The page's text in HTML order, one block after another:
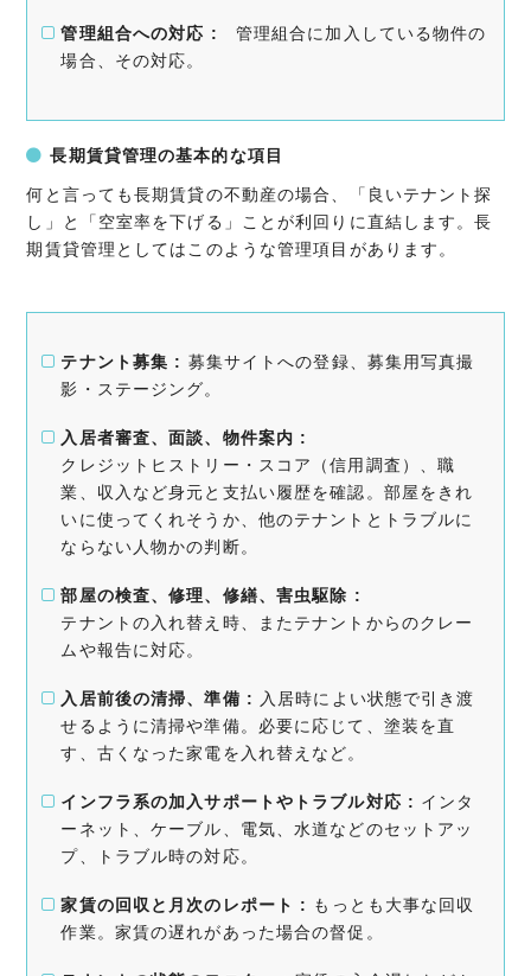
管理組合への対応 : 管理組合に加入している物件の
場合、その対応。
長期賃貸管理の基本的な項目
何と言っても長期賃貸の不動産の場合、「良いテナント探
し」と「空室率を下げる」ことが利回りに直結します。長
期賃貸管理としてはこのような管理項目があります。
テナント募集 : 募集サイトへの登録、募集用写真撮
影・ステージング。
入居者審査、面談、物件案内 :
クレジットヒストリー・スコア（信用調査）、職
業、収入など身元と支払い履歴を確認。部屋をきれ
いに使ってくれそうか、他のテナントとトラブルに
ならない人物かの判断。
部屋の検査、修理、修繕、害虫駆除 :
テナントの入れ替え時、またテナントからのクレー
ムや報告に対応。
入居前後の清掃、準備 :
入居時によい状態で引き渡
せるように清掃や準備。必要に応じて、塗装を直
す、古くなった家電を入れ替えなど。
インフラ系の加入サポートやトラブル対応 : インタ
ーネット、ケーブル、電気、水道などのセットアッ
プ、トラブル時の対応。
家賃の回収と月次のレポート : もっとも大事な回収
作業。家賃の遅れがあった場合の督促。